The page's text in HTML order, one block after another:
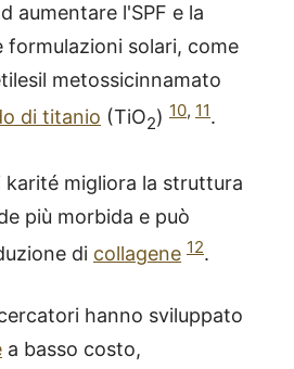
aumentare l'SPF e la
formulazioni solari, come
metossicinnamato
di titanio (TiO2) 10, 11.
migliora la struttura
più morbida e può
di collagene 12.
hanno sviluppato
a basso costo,